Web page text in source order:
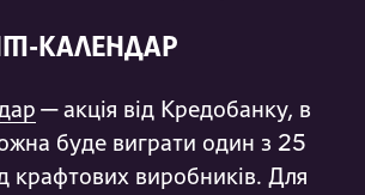
КАЛЕНДАР
— акція від Кредобанку, в
буде виграти один з 25
крафтових виробників. Для